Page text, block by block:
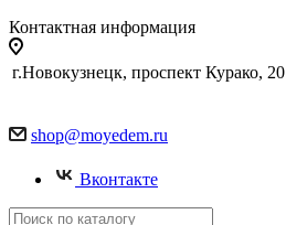
Контактная информация
г.Новокузнецк, проспект Курако, 20
shop@moyedem.ru
Вконтакте